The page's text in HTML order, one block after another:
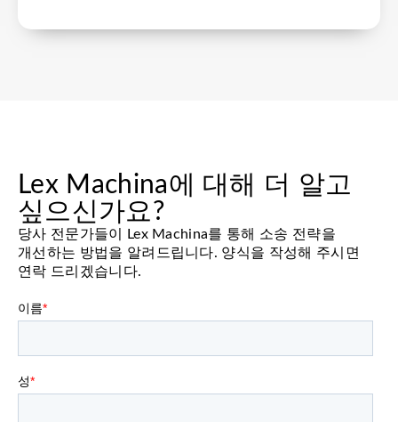
Lex Machina에 대해 더 알고
싶으신가요?
당사 전문가들이 Lex Machina를 통해 소송 전략을
개선하는 방법을 알려드립니다. 양식을 작성해 주시면
연락 드리겠습니다.